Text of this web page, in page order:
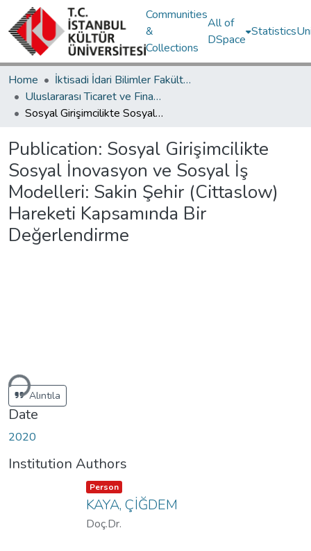
Communities
&
Collections
All of
DSpace
Statistics
Home
İktisadi İdari Bilimler Fakültesi / Faculty of Economics and Administrative Sciences
Uluslararası Ticaret ve Finansman Bölümü / Department of International Trade and Finance
Sosyal Girişimcilikte Sosyal İnovasyon ve Sosyal İş Modelleri: Sakin Şehir (Cittaslow) Hareketi Kapsamında Bir Değerlendirme
Publication: Sosyal Girişimcilikte
Sosyal İnovasyon ve Sosyal İş
Modelleri: Sakin Şehir (Cittaslow)
Hareketi Kapsamında Bir
Değerlendirme
Alıntıla
Date
2020
Institution Authors
Item type:
Person ,
KAYA, ÇİĞDEM
Doç.Dr.